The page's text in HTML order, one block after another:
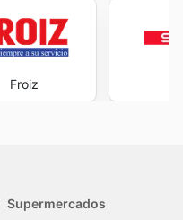
Froiz
Supermercados